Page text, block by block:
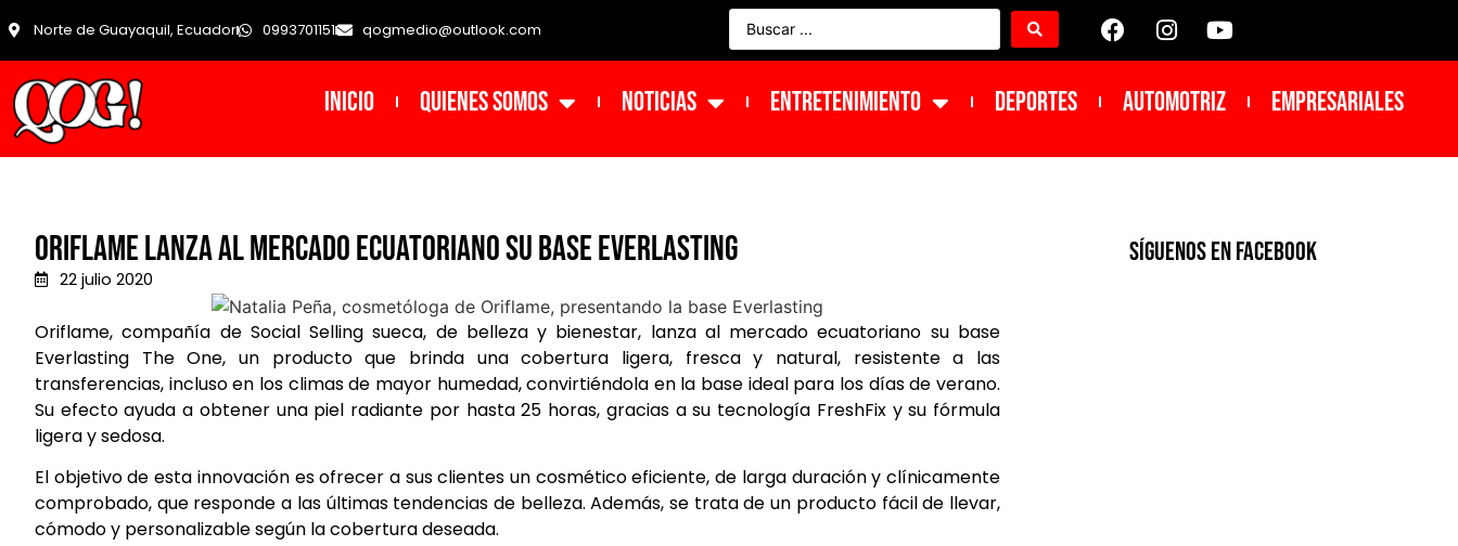
Norte de Guayaquil, Ecuador 0993701151 qogmedio@outlook.com
INICIO Quienes Somos NOTICIAS ENTRETENIMIENTO DEPORTES Automotriz Empresariales
Oriflame lanza al mercado ecuatoriano su base Everlasting
22 julio 2020
Oriflame, compañía de Social Selling sueca, de belleza y bienestar, lanza al mercado ecuatoriano su base
Everlasting The One, un producto que brinda una cobertura ligera, fresca y natural, resistente a las
transferencias, incluso en los climas de mayor humedad, convirtiéndola en la base ideal para los días de verano.
Su efecto ayuda a obtener una piel radiante por hasta 25 horas, gracias a su tecnología FreshFix y su fórmula
ligera y sedosa.
El objetivo de esta innovación es ofrecer a sus clientes un cosmético eficiente, de larga duración y clínicamente
comprobado, que responde a las últimas tendencias de belleza. Además, se trata de un producto fácil de llevar,
cómodo y personalizable según la cobertura deseada.
SíGUENOS EN FACEBOOK